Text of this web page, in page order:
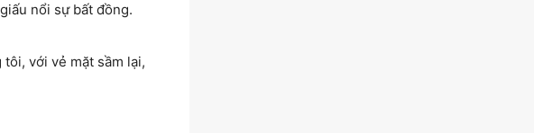
nổi sự bất đồng.
với vẻ mặt sầm lại,